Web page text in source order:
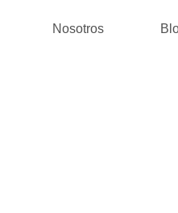
Nosotros